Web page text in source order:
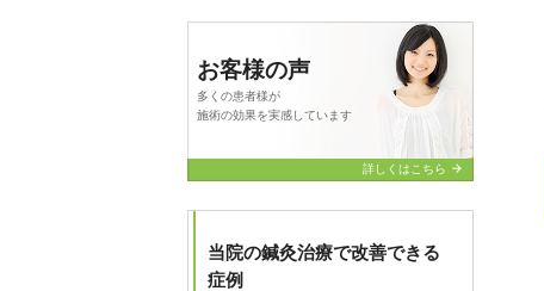
お客様の声
多くの患者様が
施術の効果を実感しています
詳しくはこちら arrow_forward
当院の鍼灸治療で改善できる
症例